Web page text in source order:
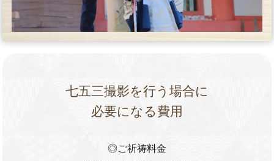
七五三撮影を行う場合に
必要になる費用
◎ご祈祷料金